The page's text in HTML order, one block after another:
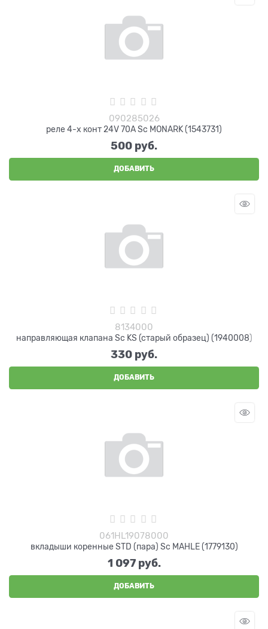
090285026
реле 4-х конт 24V 70A Sc MONARK (1543731)
500 руб.
ДОБАВИТЬ
8134000
направляющая клапана Sc KS (старый образец) (1940008)
330 руб.
ДОБАВИТЬ
061HL19078000
вкладыши коренные STD (пара) Sc MAHLE (1779130)
1 097 руб.
ДОБАВИТЬ